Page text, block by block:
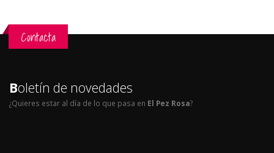
Contacta
Boletín de novedades
¿Quieres estar al día de lo que pasa en El Pez Rosa?